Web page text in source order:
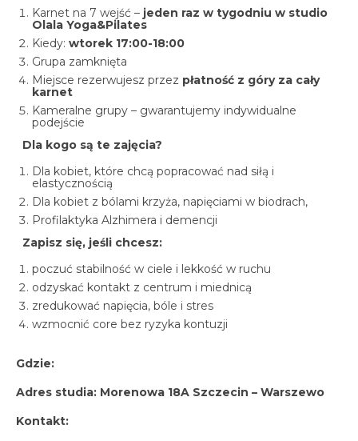
Karnet na 7 wejść – jeden raz w tygodniu w studio
Olala Yoga&Pilates
Kiedy: wtorek 17:00-18:00
Grupa zamknięta
Miejsce rezerwujesz przez płatność z góry za cały
karnet
Kameralne grupy – gwarantujemy indywidualne
podejście
Dla kogo są te zajęcia?
Dla kobiet, które chcą popracować nad siłą i
elastycznością
Dla kobiet z bólami krzyża, napięciami w biodrach,
Profilaktyka Alzhimera i demencji
Zapisz się, jeśli chcesz:
poczuć stabilność w ciele i lekkość w ruchu
odzyskać kontakt z centrum i miednicą
zredukować napięcia, bóle i stres
wzmocnić core bez ryzyka kontuzji
Gdzie:
Adres studia: Morenowa 18A Szczecin – Warszewo
Kontakt: